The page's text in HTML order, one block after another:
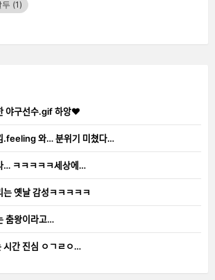
두 (1)
야구선수.gif 하앙❤️
와… 분위기 미쳤다…
ㅋㅋㅋㅋㅋ세상에…
옛날 감성ㅋㅋㅋㅋㅋ
춤왕이라고…
시간 진심 ㅇㄱㄹㅇ…